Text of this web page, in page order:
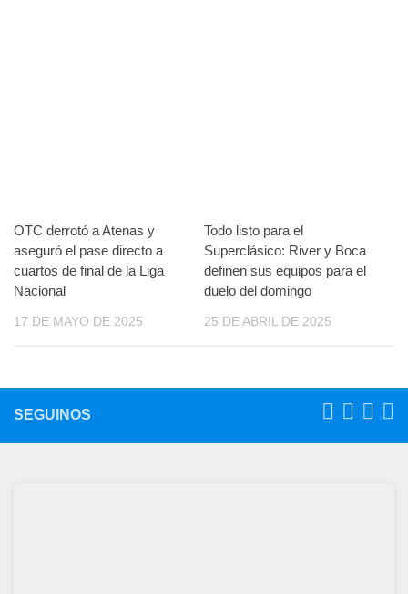
OTC derrotó a Atenas y
aseguró el pase directo a
cuartos de final de la Liga
Nacional
17 DE MAYO DE 2025
Todo listo para el
Superclásico: River y Boca
definen sus equipos para el
duelo del domingo
25 DE ABRIL DE 2025
SEGUINOS